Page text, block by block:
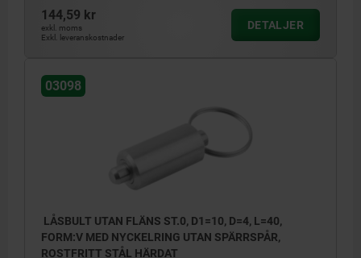
144,59 kr
exkl. moms
Exkl. leveranskostnader
DETALJER
03098
LÅSBULT UTAN FLÄNS ST.0, D1=10, D=4, L=40,
FORM:V MED NYCKELRING UTAN SPÄRRSPÅR,
ROSTFRITT STÅL HÄRDAT